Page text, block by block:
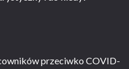
przeciwko COVID-